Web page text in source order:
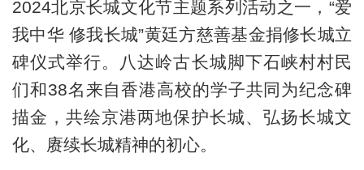
2024北京长城文化节主题系列活动之一，“爱
我中华 修我长城”黄廷方慈善基金捐修长城立
碑仪式举行。八达岭古长城脚下石峡村村民
们和38名来自香港高校的学子共同为纪念碑
描金，共绘京港两地保护长城、弘扬长城文
化、赓续长城精神的初心。